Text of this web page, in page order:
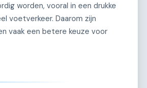
worden, vooral in een drukke
voetverkeer. Daarom zijn
vaak een betere keuze voor